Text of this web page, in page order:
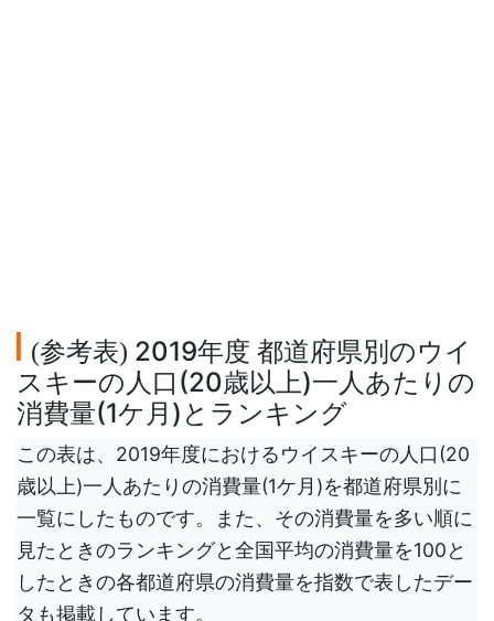
(参考表) 2019年度 都道府県別のウイ
スキーの人口(20歳以上)一人あたりの
消費量(1ケ月)とランキング
この表は、2019年度におけるウイスキーの人口(20
歳以上)一人あたりの消費量(1ケ月)を都道府県別に
一覧にしたものです。また、その消費量を多い順に
見たときのランキングと全国平均の消費量を100と
したときの各都道府県の消費量を指数で表したデー
タも掲載しています。